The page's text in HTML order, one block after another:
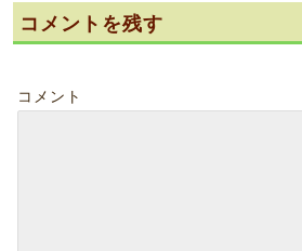
コメントを残す
コメント